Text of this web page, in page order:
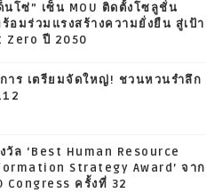
โซ่” เซ็น MOU ติดตั้งโซลูชั่น
อมร่วมแรงสร้างความยั่งยืน สู่เป้า
Zero ปี 2050
าร เตรียมจัดใหญ่! ชวนหวนรำลึก
วัล ‘Best Human Resource
Strategy Award’ จาก
Congress ครั้งที่ 32